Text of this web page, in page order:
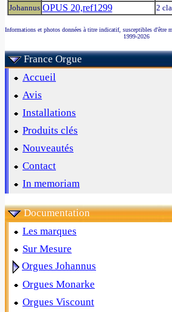
Johannus OPUS 20,ref1299 2
Informations et photos données à titre indicatif, susceptibles d'être
1999-2026
France Orgue
Accueil
Avis
Installations
Produits clés
Nouveautés
Contact
In memoriam
Documentation
Les marques
Sur Mesure
Orgues Johannus
Orgues Monarke
Orgues Viscount